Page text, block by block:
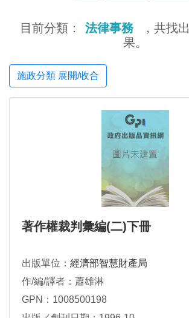
目前分類： 法律事務 ，共找出
果。
施政分類 展開/收合
著作權裁判彙編(二)下冊
出版單位： 經濟部智慧財產局
作/編/譯者：蕭雄淋
GPN：1008500198